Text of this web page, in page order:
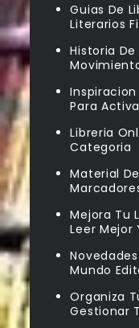
Guias De
Literarios
Historia
Para
Libreria
Categoria
Material
Mejora Tu
Leer Mejor
Mundo
Organiza
Gestionar